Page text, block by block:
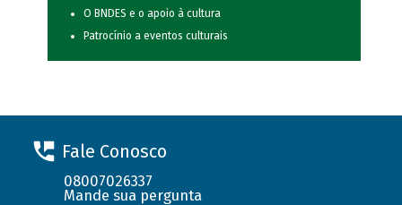
O BNDES e o apoio à cultura
Patrocínio a eventos culturais
Fale Conosco
08007026337
Mande sua pergunta